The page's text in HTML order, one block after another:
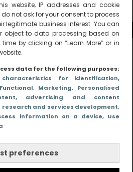
website, IP addresses and cookie
not ask for your consent to process
legitimate business interest. You can
object to data processing based on
by clicking on “Learn More” or in
data for the following purposes:
for identification,
, Marketing, Personalised
advertising and content
and services development,
information on a device, Use
preferences